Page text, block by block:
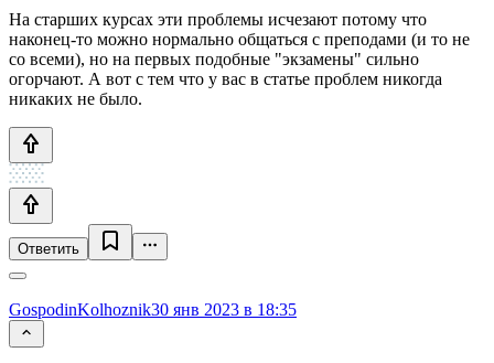
На старших курсах эти проблемы исчезают потому что
наконец-то можно нормально общаться с преподами (и то не
со всеми), но на первых подобные "экзамены" сильно
огорчают. А вот с тем что у вас в статье проблем никогда
никаких не было.
Ответить
GospodinKolhoznik30 янв 2023 в 18:35